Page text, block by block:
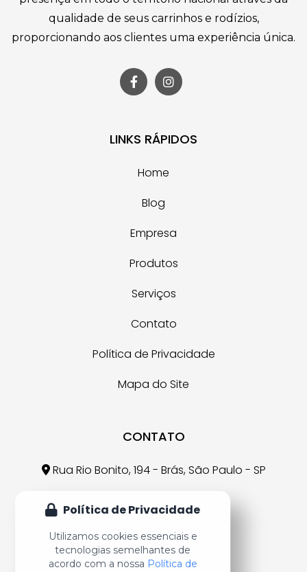
qualidade de seus carrinhos e rodízios,
proporcionando aos clientes uma experiência única.
LINKS RÁPIDOS
Home
Blog
Empresa
Produtos
Serviços
Contato
Política de Privacidade
Mapa do Site
CONTATO
Rua Rio Bonito, 194 - Brás, São Paulo - SP
(11) 3926-7607
Política de Privacidade
Utilizamos cookies essenciais e
tecnologias semelhantes de
acordo com a nossa Política de